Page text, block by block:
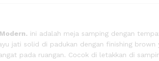
ini adalah meja samping dengan
jati solid di padukan dengan finishing brown
pada ruangan. Cocok di letakkan di